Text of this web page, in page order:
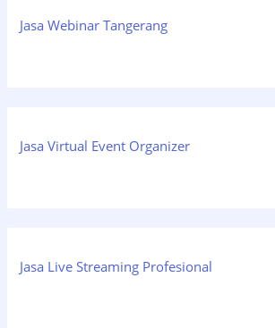
Jasa Webinar Tangerang
Jasa Virtual Event Organizer
Jasa Live Streaming Profesional